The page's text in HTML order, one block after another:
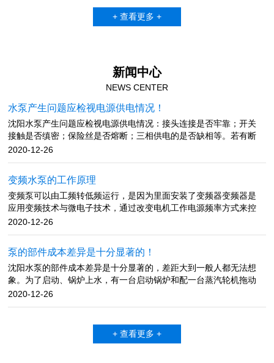
+ 查看更多 +
新闻中心
NEWS CENTER
水泵产生问题应检视电源供电情况！
沈阳水泵产生问题应检视电源供电情况：接头连接是否牢靠；开关
接触是否缜密；保险丝是否熔断；三相供电的是否缺相等。若有断
路、接触不良、保险丝熔断、缺相，应查明原因并及时进行修理。
流量不足产生原因：多是吸水管漏气、底阀漏气；进水口堵塞；底
阀入水深度不足；水泵转速太低；密封环或叶轮磨损过大；吸水高
度超标等。 排除方法：检查吸水管与底阀，堵住漏气源；清理进水
口处的淤泥或堵塞物；底阀入水深度大于进水管直径的1.5倍，加大
底阀入水深度；检查电源电压，提高水泵转速，更换密封环或叶
轮；降低水泵的安装位置，或更换高扬程水泵。 吸不上水产生原
因：泵体内有空气或进水管积气，或是底阀关闭不紧，灌引水不
满、真空泵填料漏气厉害，闸阀或拍门关闭不严。排除方法：先把
水压上来，再将泵体注满水，然后开机。同时检视逆止阀是否严
密，管路、接头有无漏气现象，若发现漏气，拆卸后在接头处涂上
润滑油或调合漆，并扭紧螺丝。检查水泵轴的油封环，若磨损严重
应更换新件。管路漏水或漏气。可能安设时螺帽拧得不紧。水泵不
出水产生原因：泵体和吸水管没灌满引水；动水位低于水泵滤水
水泵的安装位置，使滤水管在动水位之下，或等动水位升过滤水管
再抽水；修补或更换吸水管。文章内容来源于网络，如有问题，请
2020-12-26
变频水泵的工作原理
变频泵可以由工频转低频运行，是因为里面安装了变频器变频器是
应用变频技术与微电子技术，通过改变电机工作电源频率方式来控
制交流电动机的电力控制设备。变频器主要由整流（将工作频率固
器（按设定的程序工作，控制输出方波的幅度与脉宽，使叠加为近
似正弦波的和电网电压频率完全不同的交流电，根据电机的实际需
要来提供其所需要的电源电压，进而达到节能、调速的目的。变频
器具有调压、调频、稳压、调速等基本功能，应用了现代的科学技
术，可以再不改变电压的情况下调整频率，也可以在频率不改变的
结构复杂但使用简单，是现代控制异步交流电动机启动运行最优秀
的设备。文章内容来源于网络，如有问题，请与我们联系！
2020-12-26
泵的部件成本差异是十分显著的！
沈阳水泵的部件成本差异是十分显著的，差距大到一般人都无法想
象。为了启动、锅炉上水，有一台启动锅炉和配一台蒸汽轮机拖动
的给水泵，便于启动用。 电动给水泵耗用的是电厂的发电量(厂用
叶轮出口高压液体，从而实现密封。停车时，副叶轮不起作用，因
此同时配备停车密封装置解决停车时可能产生的化工泵泄漏。水泵
2020-12-26
+ 查看更多 +